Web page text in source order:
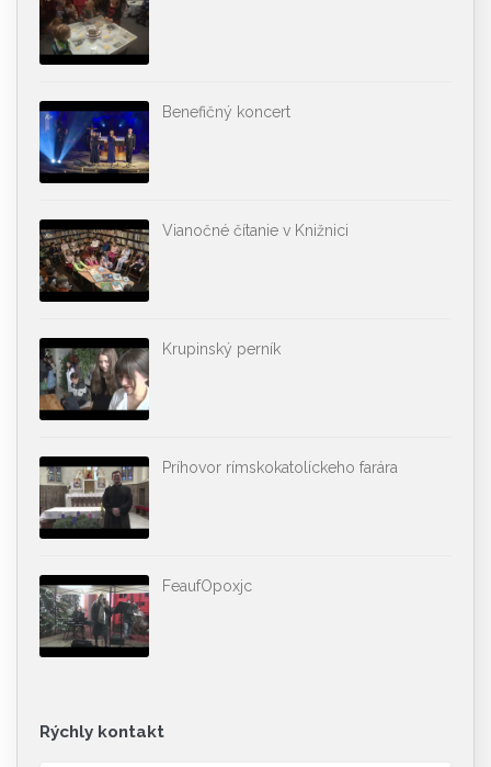
Benefičný koncert
Vianočné čítanie v Knižnici
Krupinský perník
Príhovor rímskokatolíckeho farára
FeaufOpoxjc
Rýchly kontakt